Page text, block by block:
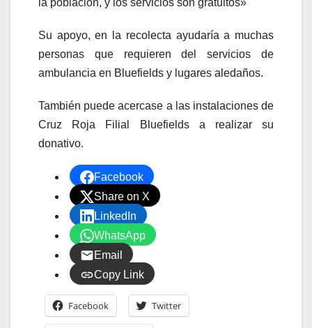
la población, y los servicios son gratuitos»
Su apoyo, en la recolecta ayudaría a muchas
personas que requieren del servicios de
ambulancia en Bluefields y lugares aledaños.
También puede acercase a las instalaciones de
Cruz Roja Filial Bluefields a realizar su
donativo.
Facebook
Share on X
LinkedIn
WhatsApp
Email
Copy Link
Facebook Twitter